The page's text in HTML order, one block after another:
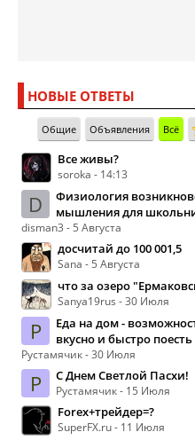
НОВЫЕ ОТВЕТЫ
Общие Объявления Всё
Все живы?
soroka - 14:13
D
Физиология
мышления для
disman3 - 5 Августа
досчитай до 100 001,5
Sana - 5 Августа
что за озеро
Sanya19rus - 30 Июля
Р
Еда на дом -
вкусно и быстро поесть
Рустамячик - 30 Июля
Р С Днем Светлой Пасхи!
Рустамячик - 15 Июля
Forex+трейдер=?
SuperFX.ru - 11 Июля